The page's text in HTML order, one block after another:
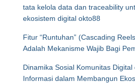
tata kelola data dan traceability
ekosistem digital okto88
Fitur “Runtuhan” (Cascading
Adalah Mekanisme Wajib Bagi
Dinamika Sosial Komunitas Digital
Informasi dalam Membangun